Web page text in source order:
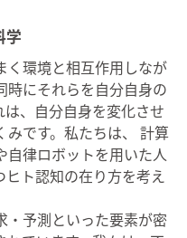
学
く環境と相互作用しなが
時にそれらを自分自身の
、自分自身を変化させ
みです。私たちは、 計算
律ロボットを用いた人
ト認知の在り方を考え
・予測といった要素が密